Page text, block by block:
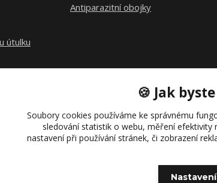
útulku
Antiparazitní obojky
🍪 Jak
Soubory cookies používáme ke správnému
sledování statistik o webu, měření efektivity
nastavení při používání stránek, či zobrazení
Nastavení